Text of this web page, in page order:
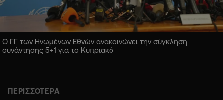
Ο ΓΓ των Ηνωμένων Εθνών ανακοινώνει την σύγκληση
συνάντησης 5+1 για το Κυπριακό
ΠΕΡΙΣΣΟΤΕΡΑ